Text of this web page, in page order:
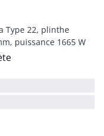
Type 22, plinthe
puissance 1665 W